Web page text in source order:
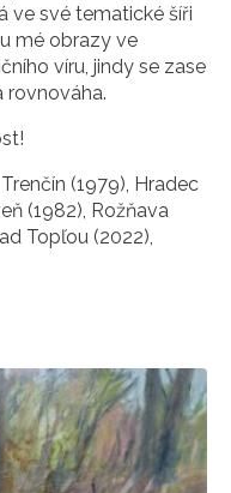
ve své tematické šíři
mé obrazy ve
víru, jindy se zase
rovnováha.
(1979), Hradec
(1982), Rožňava
Topľou (2022),